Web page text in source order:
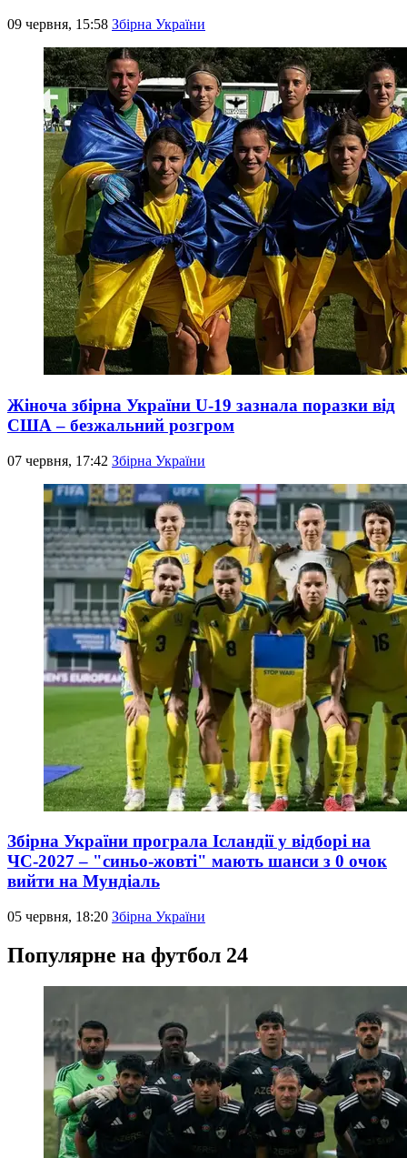
09 червня, 15:58 Збірна України
Жіноча збірна України U-19 зазнала поразки від
США – безжальний розгром
07 червня, 17:42 Збірна України
Збірна України програла Ісландії у відборі на
ЧС-2027 – "синьо-жовті" мають шанси з 0 очок
вийти на Мундіаль
05 червня, 18:20 Збірна України
Популярне на футбол 24